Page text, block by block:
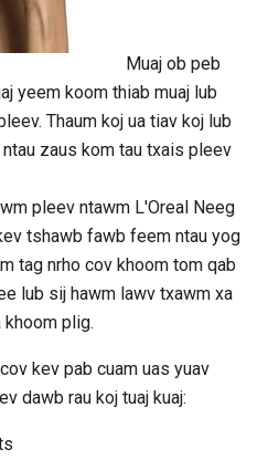
Muaj ob peb
yeem koom thiab muaj lub
Thaum koj ua tiav koj lub
zaus kom tau txais pleev
pleev ntawm L'Oreal Neeg
tshawb fawb feem ntau yog
tag nrho cov khoom tom qab
lub sij hawm lawv txawm xa
khoom plig.
kev pab cuam uas yuav
dawb rau koj tuaj kuaj: